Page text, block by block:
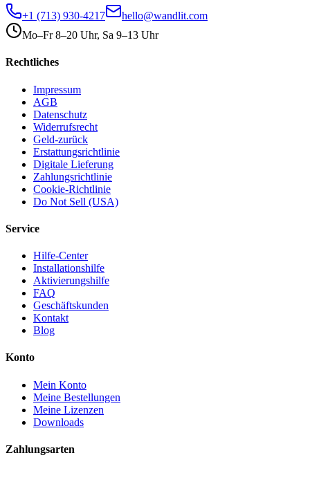
+1 (713) 930-4217
hello@wandlit.com
Mo–Fr 8–20 Uhr, Sa 9–13 Uhr
Rechtliches
Impressum
AGB
Datenschutz
Widerrufsrecht
Geld-zurück
Erstattungsrichtlinie
Digitale Lieferung
Zahlungsrichtlinie
Cookie-Richtlinie
Do Not Sell (USA)
Service
Hilfe-Center
Installationshilfe
Aktivierungshilfe
FAQ
Geschäftskunden
Kontakt
Blog
Konto
Mein Konto
Meine Bestellungen
Meine Lizenzen
Downloads
Zahlungsarten